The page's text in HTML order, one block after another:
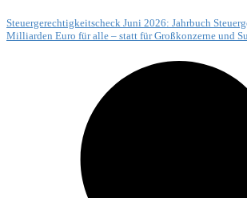
Steuergerechtigkeitscheck Juni 2026: Jahrbuch
Milliarden Euro für alle – statt für Großkonzerne und